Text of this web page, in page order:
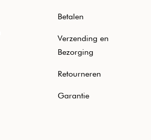
Betalen
Verzending en
Bezorging
Retourneren
Garantie